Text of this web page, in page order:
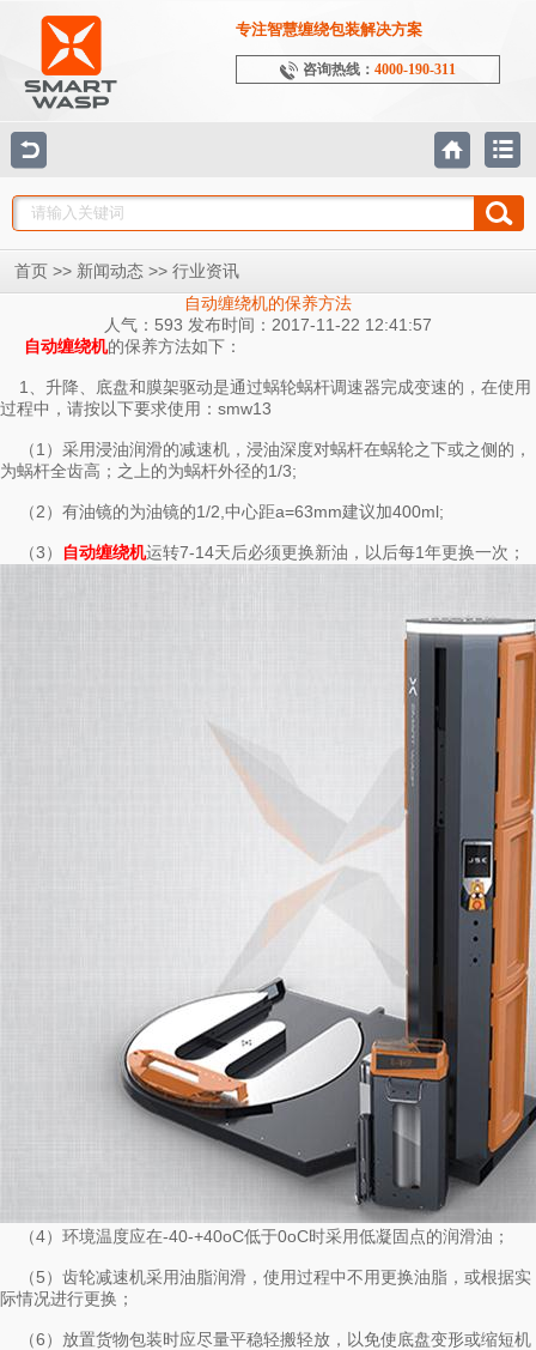
专注智慧缠绕包装解决方案
咨询热线： 4000-190-311
首页 >> 新闻动态 >> 行业资讯
自动缠绕机的保养方法
人气：593 发布时间：2017-11-22 12:41:57
自动缠绕机的保养方法如下：
1、升降、底盘和膜架驱动是通过蜗轮蜗杆调速器完成变速的，在使用
过程中，请按以下要求使用：smw13
（1）采用浸油润滑的减速机，浸油深度对蜗杆在蜗轮之下或之侧的，
为蜗杆全齿高；之上的为蜗杆外径的1/3;
（2）有油镜的为油镜的1/2,中心距a=63mm建议加400ml;
（3） 自动缠绕机运转7-14天后必须更换新油，以后每1年更换一次；
（4）环境温度应在-40-+40oC低于0oC时采用低凝固点的润滑油；
（5）齿轮减速机采用油脂润滑，使用过程中不用更换油脂，或根据实
际情况进行更换；
（6）放置货物包装时应尽量平稳轻搬轻放，以免使底盘变形或缩短机